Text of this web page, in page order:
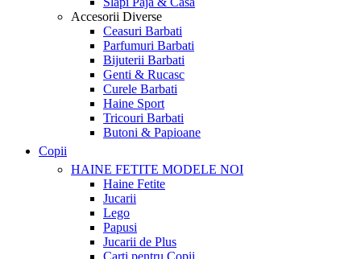
Accesorii Diverse
Ceasuri Barbati
Parfumuri Barbati
Bijuterii Barbati
Genti & Rucasc
Curele Barbati
Haine Sport
Tricouri Barbati
Butoni & Papioane
Copii
HAINE FETITE MODELE NOI
Haine Fetite
Jucarii
Lego
Papusi
Jucarii de Plus
Carti pentru Copii